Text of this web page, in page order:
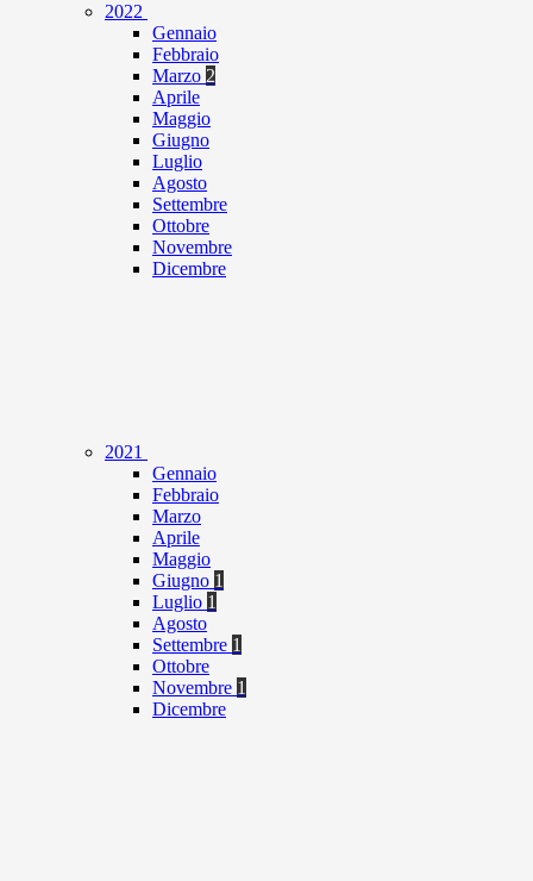
2022
Gennaio
Febbraio
Marzo 2
Aprile
Maggio
Giugno
Luglio
Agosto
Settembre
Ottobre
Novembre
Dicembre
2021
Gennaio
Febbraio
Marzo
Aprile
Maggio
Giugno 1
Luglio 1
Agosto
Settembre 1
Ottobre
Novembre 1
Dicembre